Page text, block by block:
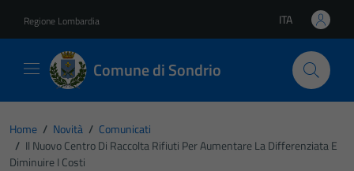
Regione Lombardia Lingua attiva:
ITA
Comune di Sondrio
Home / Novità / Comunicati
/ Il Nuovo Centro Di Raccolta Rifiuti Per Aumentare La Differenziata E
Diminuire I Costi